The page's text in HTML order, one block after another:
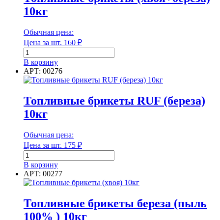
Класс эмиссии
Класс эмиссии
Количество в 1 м³
Количество в тонне
Количество в упаковке
10кг
Обычная цена:
Цена за шт. 160 ₽
Количество
товара
Топливные
брикеты
10кг
В корзину
АРТ: 00276
Топливные брикеты RUF (береза)
10кг
Обычная цена:
Цена за шт. 175 ₽
Количество
товара
Топливные
брикеты
(береза)
10кг
В корзину
АРТ: 00277
Топливные брикеты береза (пыль
100% ) 10кг